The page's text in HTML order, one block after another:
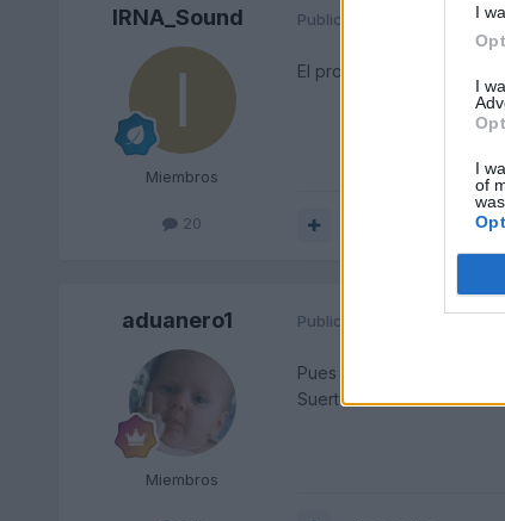
I
I
I
of
IRNA_Sound
Miembros
20
Publicado 28 de Febrero
El problema es que no
aduanero1
Miembros
Publicado
Pues solo me queda
Suerte